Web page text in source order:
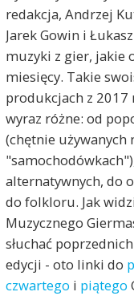
redakcja, Andrzej
Jarek Gowin i
muzyki z gier, jakie
miesięcy. Takie
produkcjach z
wyraz różne: od
(chętnie używanych
alternatywnych, do
do folkloru. Jak
Muzycznego
słuchać
edycji - oto linki do
czwartego i piątego